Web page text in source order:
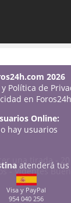
2026
y Política de
en Foros24h
Online:
hay usuarios
una tirada-
-Videntes
atenderá tus
Visa y PayPal
954 040 256